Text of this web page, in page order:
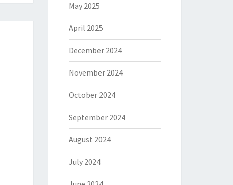
May 2025
April 2025
December 2024
November 2024
October 2024
September 2024
August 2024
July 2024